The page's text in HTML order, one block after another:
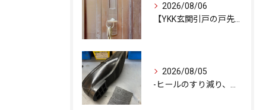
2026/08/06
2026/08/05